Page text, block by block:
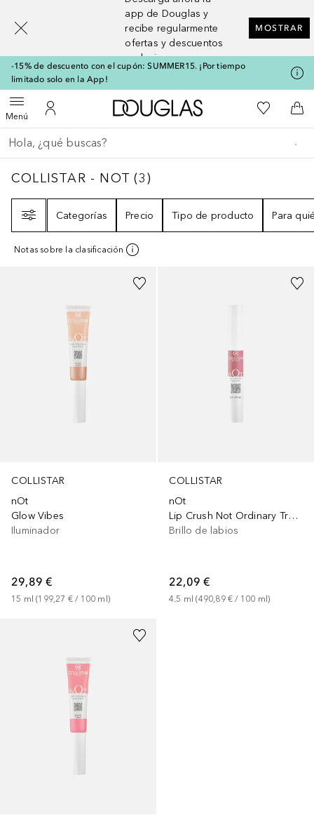
app de Douglas y
recibe regularmente
ofertas y descuentos
exclusivos
MOSTRAR
-15% de descuento con el cupón: SUMMER15. ¡Por tiempo
limitado solo en la App!
MenúAbrir menúMi cuenta
A Douglas HomeMi lista de
A
Regresar
Ejecutar búsqueda
COLLISTAR - NOT3
COLLISTAR - NOT (3)
Categorías
Precio Tipo de producto Para
Notas sobre la clasificación
COLLISTAR
nOt
Glow Vibes
Iluminador
29,89 €
15 ml (199,27 € / 100 ml )
COLLISTAR
nOt
Lip Crush Not Ordinary Treatment
Brillo de labios
22,09 €
4.5 ml (490,89 € / 100 ml)
[navigation.slideout.screenreader]